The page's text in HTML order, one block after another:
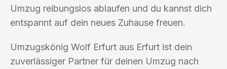
Umzug reibungslos ablaufen und du kannst dich
entspannt auf dein neues Zuhause freuen.
Umzugskönig Wolf Erfurt aus Erfurt ist dein
zuverlässiger Partner für deinen Umzug nach